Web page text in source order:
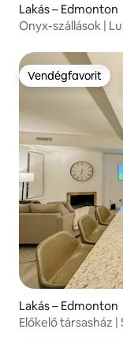
Lakás – Edmonton
Onyx-szállások |
Vendégfavorit
Vendégfavorit
Lakás – Edmonton
Előkelő társasház